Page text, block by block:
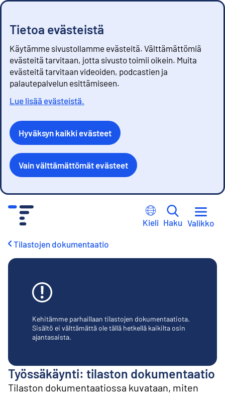
Tietoa evästeistä
Käytämme sivustollamme evästeitä. Välttämättömiä
evästeitä tarvitaan, jotta sivusto toimii oikein. Muita
evästeitä tarvitaan videoiden, podcastien ja
palautepalvelun esittämiseen.
Lue lisää evästeistä.
Hyväksyn kaikki evästeet
Vain välttämättömät evästeet
Kieli Haku Valikko
Tilastojen dokumentaatio
Kehitämme parhaillaan tilastojen dokumentaatiota.
Sisältö ei välttämättä ole tällä hetkellä kaikilta osin
ajantasaista.
Työssäkäynti: tilaston dokumentaatio
Tilaston dokumentaatiossa kuvataan, miten